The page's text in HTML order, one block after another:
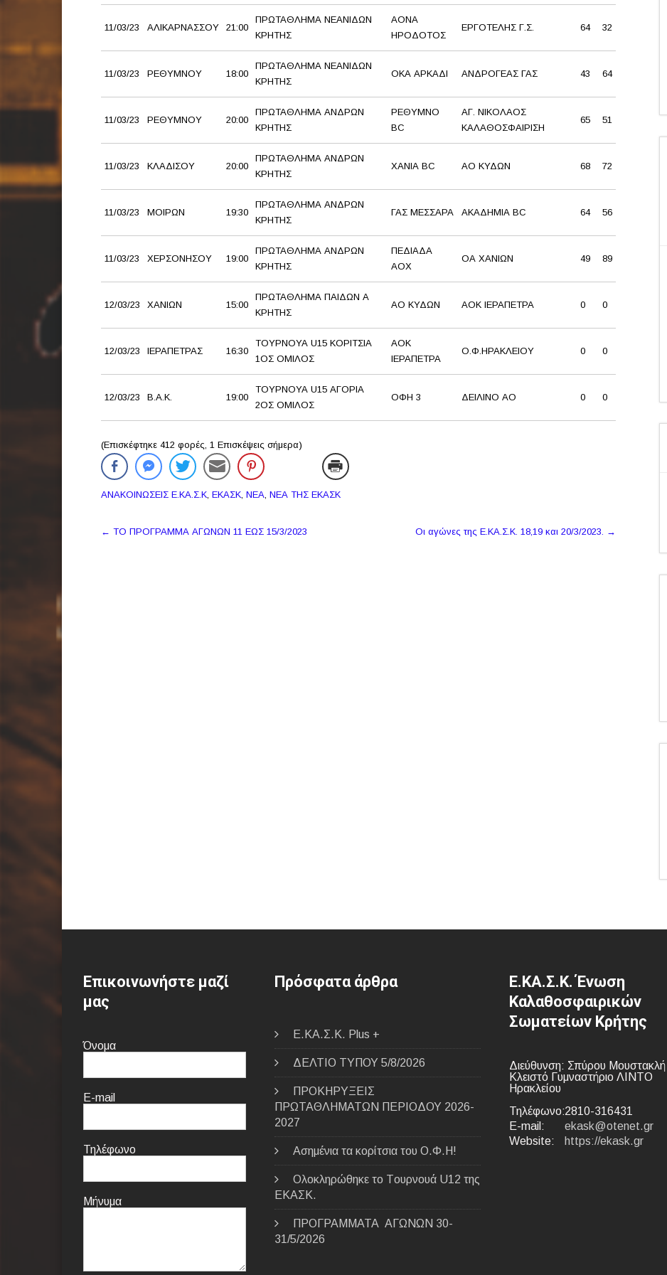
11/03/23 ΑΛΙΚΑΡΝΑΣΣΟΥ 21:00
ΠΡΩΤΑΘΛΗΜΑ ΝΕΑΝΙΔΩΝ
ΚΡΗΤΗΣ
ΑΟΝΑ
ΗΡΟΔΟΤΟΣ
ΕΡΓΟΤΕΛΗΣ Γ.Σ. 64 32
11/03/23 ΡΕΘΥΜΝΟΥ 18:00
ΠΡΩΤΑΘΛΗΜΑ ΝΕΑΝΙΔΩΝ
ΚΡΗΤΗΣ
ΟΚΑ ΑΡΚΑΔΙ ΑΝΔΡΟΓΕΑΣ ΓΑΣ 43 64
11/03/23 ΡΕΘΥΜΝΟΥ 20:00
ΠΡΩΤΑΘΛΗΜΑ ΑΝΔΡΩΝ
ΚΡΗΤΗΣ
ΡΕΘΥΜΝΟ
BC
ΑΓ. ΝΙΚΟΛΑΟΣ
ΚΑΛΑΘΟΣΦΑΙΡΙΣΗ
65 51
11/03/23 ΚΛΑΔΙΣΟΥ 20:00
ΠΡΩΤΑΘΛΗΜΑ ΑΝΔΡΩΝ
ΚΡΗΤΗΣ
ΧΑΝΙΑ BC ΑΟ ΚΥΔΩΝ 68 72
11/03/23 ΜΟΙΡΩΝ 19:30
ΠΡΩΤΑΘΛΗΜΑ ΑΝΔΡΩΝ
ΚΡΗΤΗΣ
ΓΑΣ ΜΕΣΣΑΡΑ ΑΚΑΔΗΜΙΑ BC 64 56
11/03/23 ΧΕΡΣΟΝΗΣΟΥ 19:00
ΠΡΩΤΑΘΛΗΜΑ ΑΝΔΡΩΝ
ΚΡΗΤΗΣ
ΠΕΔΙΑΔΑ
ΑΟΧ
ΟΑ ΧΑΝΙΩΝ 49 89
12/03/23 ΧΑΝΙΩΝ 15:00
ΠΡΩΤΑΘΛΗΜΑ ΠΑΙΔΩΝ Α
ΚΡΗΤΗΣ
ΑΟ ΚΥΔΩΝ ΑΟΚ ΙΕΡΑΠΕΤΡΑ 0 0
12/03/23 ΙΕΡΑΠΕΤΡΑΣ 16:30
ΤΟΥΡΝΟΥΑ U15 ΚΟΡΙΤΣΙΑ
1ΟΣ ΟΜΙΛΟΣ
ΑΟΚ
ΙΕΡΑΠΕΤΡΑ
Ο.Φ.ΗΡΑΚΛΕΙΟΥ 0 0
12/03/23 Β.Α.Κ. 19:00
ΤΟΥΡΝΟΥΑ U15 ΑΓΟΡΙΑ
2ΟΣ ΟΜΙΛΟΣ
ΟΦΗ 3 ΔΕΙΛΙΝΟ ΑΟ 0 0
(Επισκέφτηκε 412 φορές, 1 Επισκέψεις σήμερα)
ΑΝΑΚΟΙΝΩΣΕΙΣ Ε.ΚΑ.Σ.Κ, ΕΚΑΣΚ, ΝΕΑ, ΝΕΑ ΤΗΣ ΕΚΑΣΚ
Πλοήγηση
← ΤΟ ΠΡΟΓΡΑΜΜΑ ΑΓΩΝΩΝ 11 ΕΩΣ 15/3/2023 Οι αγώνες της Ε.ΚΑ.Σ.Κ. 18,19 και 20/3/2023. →
Επικοινωνήστε μαζί
μας
Όνομα
E-mail
Τηλέφωνο
Μήνυμα
Πρόσφατα άρθρα
E.ΚΑ.Σ.Κ. Plus +
ΔΕΛΤΙΟ ΤΥΠΟΥ 5/8/2026
ΠΡΟΚΗΡΥΞΕΙΣ
ΠΡΩΤΑΘΛΗΜΑΤΩΝ ΠΕΡΙΟΔΟΥ 2026-
2027
Ασημένια τα κορίτσια του Ο.Φ.Η!
Ολοκληρώθηκε το Tουρνουά U12 της
ΕΚΑΣΚ.
ΠΡΟΓΡΑΜΜΑΤΑ ΑΓΩΝΩΝ 30-
31/5/2026
Ε.ΚΑ.Σ.Κ. Ένωση
Καλαθοσφαιρικών
Σωματείων Κρήτης
Διεύθυνση: Σπύρου Μουστακλή
Κλειστό Γυμναστήριο ΛΙΝΤΟ
Ηρακλείου
Τηλέφωνο:2810-316431
E-mail:
ekask@otenet.gr
Website:
https://ekask.gr